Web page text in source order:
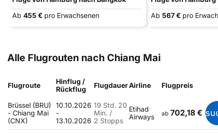
Ab 455 € pro Erwachsenen
Ab 567 € pro
Alle Flugrouten nach Chiang Mai
Flugroute
Hinflug /
Rückflug
FlugdauerAirline Flugpreis
Brüssel (BRU)
- Chiang Mai
(CNX)
10.10.2026
-
13.10.2026
19 Std. 20
Min. /
2 Stopps
Etihad
Airways
ab 702,18 €